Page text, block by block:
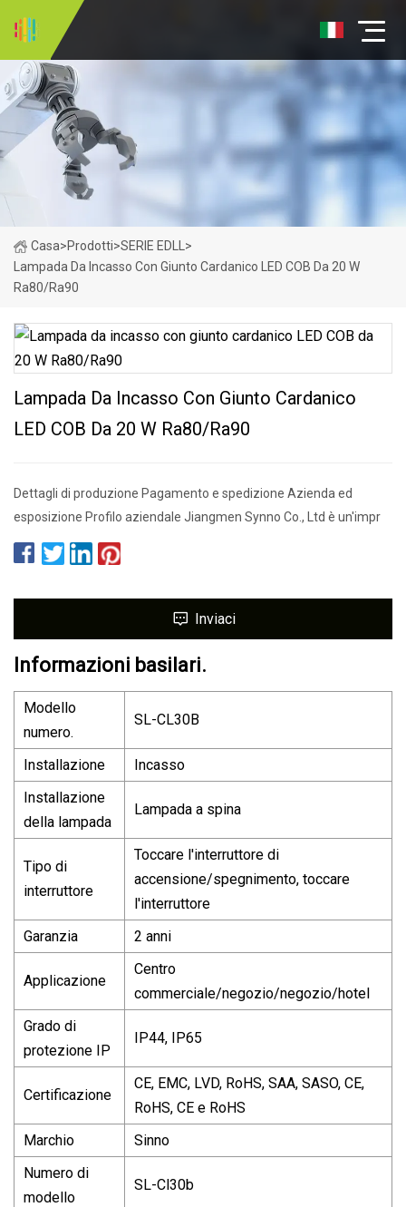
Casa>Prodotti>SERIE EDLL >
Lampada Da Incasso Con Giunto Cardanico LED COB Da 20 W
Ra80/Ra90
Lampada Da Incasso Con Giunto Cardanico
LED COB Da 20 W Ra80/Ra90
Dettagli di produzione Pagamento e spedizione Azienda ed
esposizione Profilo aziendale Jiangmen Synno Co., Ltd è un'impr
Inviaci
Informazioni basilari.
Modello
numero.
SL-CL30B
Installazione
Incasso
Installazione
della lampada
Lampada a spina
Tipo di
interruttore
Toccare l'interruttore di
accensione/spegnimento, toccare
l'interruttore
Garanzia
2 anni
Applicazione
Centro
commerciale/negozio/negozio/hotel
Grado di
protezione IP
IP44, IP65
Certificazione
CE, EMC, LVD, RoHS, SAA, SASO, CE,
RoHS, CE e RoHS
Marchio
Sinno
Numero di
modello
SL-Cl30b